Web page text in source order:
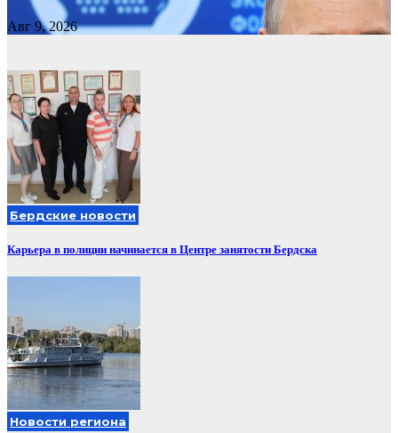
Авг 9, 2026
Бердские новости
Карьера в полиции начинается в Центре занятости Бердска
Новости региона